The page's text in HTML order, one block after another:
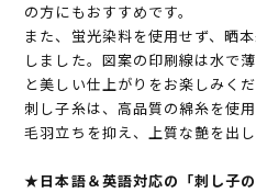
の方にもおすすめです。
また、蛍光染料を使用せず、晒
しました。図案の印刷線は水で
と美しい仕上がりをお楽しみくだ
刺し子糸は、高品質の綿糸を使
毛羽立ちを抑え、上質な艶を出し
★日本語＆英語対応の「刺し子